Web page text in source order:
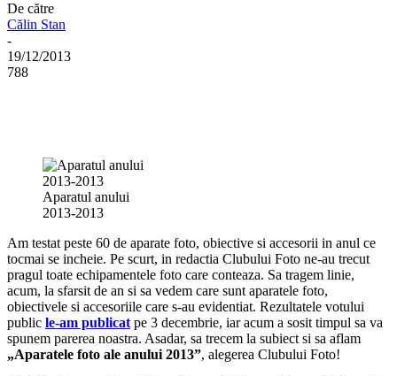
De către
Călin Stan
-
19/12/2013
788
Aparatul anului
2013-2013
Am testat peste 60 de aparate foto, obiective si accesorii in anul ce
tocmai se incheie. Pe scurt, in redactia Clubului Foto ne-au trecut
pragul toate echipamentele foto care conteaza. Sa tragem linie,
acum, la sfarsit de an si sa vedem care sunt aparatele foto,
obiectivele si accesoriile care s-au evidentiat. Rezultatele votului
public le-am publicat pe 3 decembrie, iar acum a sosit timpul sa va
spunem parerea noastra. Asadar, sa trecem la subiect si sa aflam
„Aparatele foto ale anului 2013”, alegerea Clubului Foto!